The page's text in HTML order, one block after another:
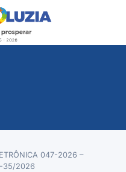
047-2026 –
35/2026